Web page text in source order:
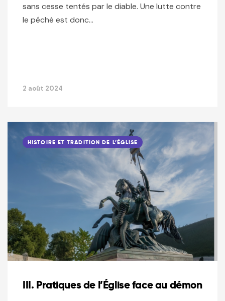
sans cesse tentés par le diable. Une lutte contre
le péché est donc…
2 août 2024
HISTOIRE ET TRADITION DE L’ÉGLISE
III. Pratiques de l’Église face au démon